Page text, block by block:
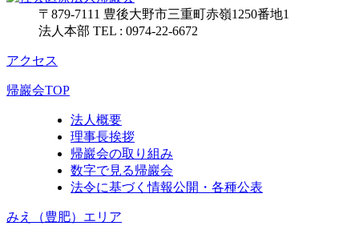
〒879-7111 豊後大野市三重町赤嶺1250番地1
法人本部 TEL : 0974-22-6672
アクセス
帰巖会TOP
法人概要
理事長挨拶
帰巖会の取り組み
数字で見る帰巖会
法令に基づく情報公開・各種公表
みえ（豊肥）エリア